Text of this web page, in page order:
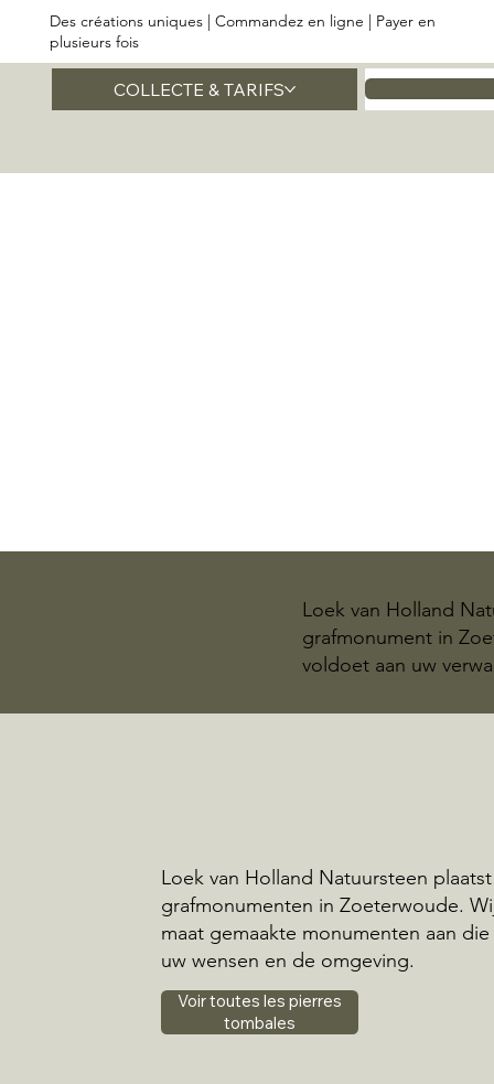
Des créations uniques | Commandez en ligne | Payer en
plusieurs fois
COLLECTE & TARIFS
Loek van Holland
grafmonument in
voldoet aan uw
Loek van Holland Natuursteen
grafmonumenten in Zoeterwoude.
maat gemaakte monumenten aan
uw wensen en de omgeving.
Voir toutes les pierres
tombales